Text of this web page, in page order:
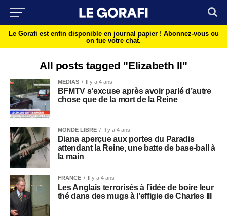
Le Gorafi est enfin disponible en journal papier ! Abonnez-vous ou
on tue votre chat.
All posts tagged "Elizabeth II"
MEDIAS Il y a 4 ans
BFMTV s’excuse après avoir parlé d’autre
chose que de la mort de la Reine
MONDE LIBRE Il y a 4 ans
Diana aperçue aux portes du Paradis
attendant la Reine, une batte de base-ball à
la main
FRANCE Il y a 4 ans
Les Anglais terrorisés à l’idée de boire leur
thé dans des mugs à l’effigie de Charles III